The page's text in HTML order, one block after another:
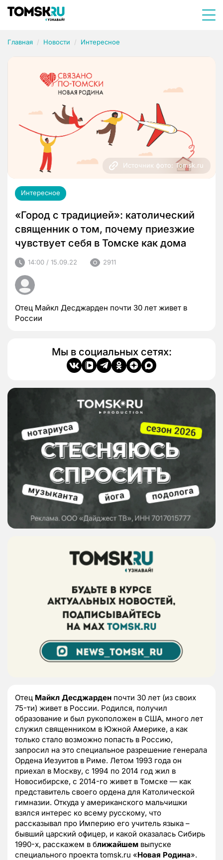
Главная Новости Интересное
Источник фото: Tomsk.ru
Интересное
«Город с традицией»: католический
священник о том, почему приезжие
чувствует себя в Томске как дома
14:00 / 15.09.22 2911
Отец Майкл Десджарден почти 30 лет живет в
России
Мы в социальных сетях:
Отец Майкл Десджарден почти 30 лет (из своих
75-ти) живет в России. Родился, получил
образование и был рукоположен в США, много лет
служил священником в Южной Америке, а как
только стало возможно попасть в Россию,
запросил на это специальное разрешение генерала
Ордена Иезуитов в Риме. Летом 1993 года он
приехал в Москву, с 1994 по 2014 год жил в
Новосибирске, с 2014-го живет в Томске — как
представитель своего ордена для Католической
гимназии. Откуда у американского мальчишки
взялся интерес ко всему русскому, что
рассказывал про Империю его учитель языка –
бывший царский офицер, и какой оказалась Сибирь
1990-х, расскажем в ближайшем выпуске
специального проекта tomsk.ru «Новая Родина».